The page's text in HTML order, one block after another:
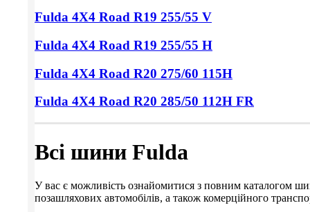
Fulda 4X4 Road R19 255/55 V
Fulda 4X4 Road R19 255/55 H
Fulda 4X4 Road R20 275/60 115H
Fulda 4X4 Road R20 285/50 112H FR
Всі шини Fulda
У вас є можливість ознайомитися з повним каталогом
позашляхових автомобілів, а також комерційного